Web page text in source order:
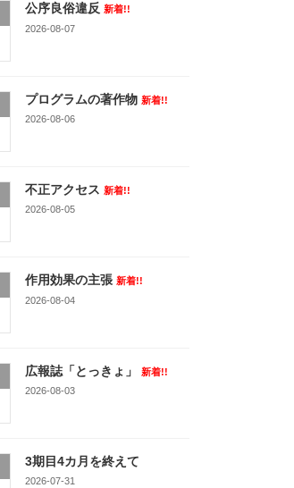
公序良俗違反 新着!!
2026-08-07
プログラムの著作物 新着!!
2026-08-06
不正アクセス 新着!!
2026-08-05
作用効果の主張 新着!!
2026-08-04
広報誌「とっきょ」
新着!!
2026-08-03
3期目4カ月を終えて
2026-07-31